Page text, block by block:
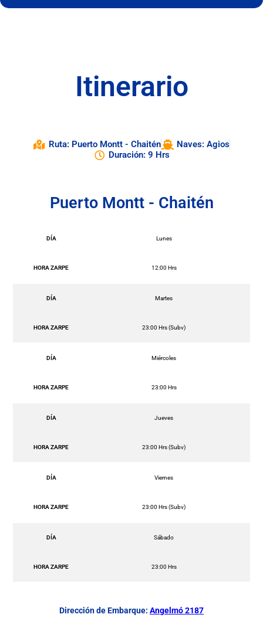
Itinerario
Ruta: Puerto Montt - Chaitén
Naves: Agios
Duración: 9 Hrs
Puerto Montt - Chaitén
DÍA Lunes
HORA ZARPE 12:00 Hrs
DÍA Martes
HORA ZARPE 23:00 Hrs (Subv)
DÍA Miércoles
HORA ZARPE 23:00 Hrs
DÍA Jueves
HORA ZARPE 23:00 Hrs (Subv)
DÍA Viernes
HORA ZARPE 23:00 Hrs (Subv)
DÍA Sábado
HORA ZARPE 23:00 Hrs
Dirección de Embarque: Angelmó 2187